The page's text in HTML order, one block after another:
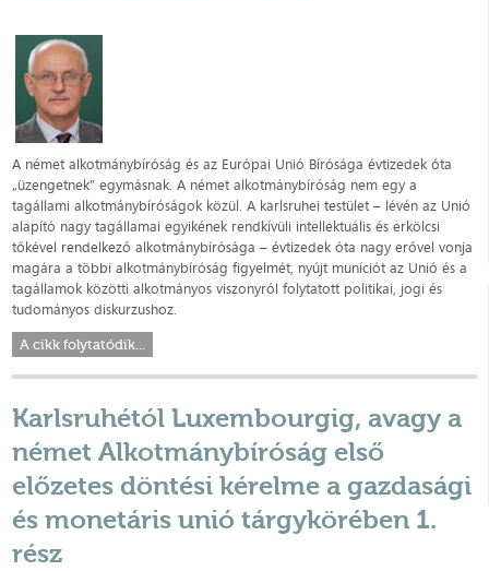
A német alkotmánybíróság és az Európai Unió Bírósága évtizedek óta
„üzengetnek” egymásnak. A német alkotmánybíróság nem egy a
tagállami alkotmánybíróságok közül. A karlsruhei testület – lévén az Unió
alapító nagy tagállamai egyikének rendkívüli intellektuális és erkölcsi
tőkével rendelkező alkotmánybírósága – évtizedek óta nagy erővel vonja
magára a többi alkotmánybíróság figyelmét, nyújt muníciót az Unió és a
tagállamok közötti alkotmányos viszonyról folytatott politikai, jogi és
tudományos diskurzushoz.
A cikk folytatódik...
Karlsruhétól Luxembourgig, avagy a
német Alkotmánybíróság első
előzetes döntési kérelme a gazdasági
és monetáris unió tárgykörében 1.
rész